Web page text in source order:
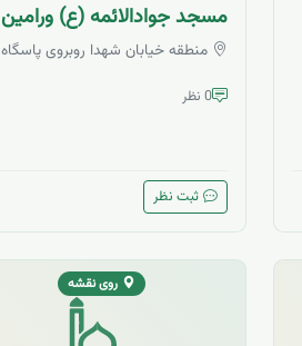
مسجد جوادالائمه (ع) ورامین
منطقه خیابان شهدا روبروی پاسگاه
0 نظر
ثبت نظر
روی نقشه